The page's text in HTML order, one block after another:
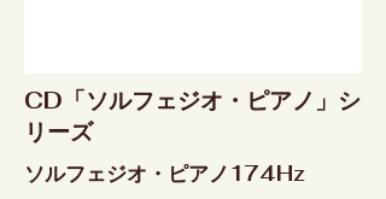
CD「ソルフェジオ・ピアノ」シ
リーズ
ソルフェジオ・ピアノ174Hz